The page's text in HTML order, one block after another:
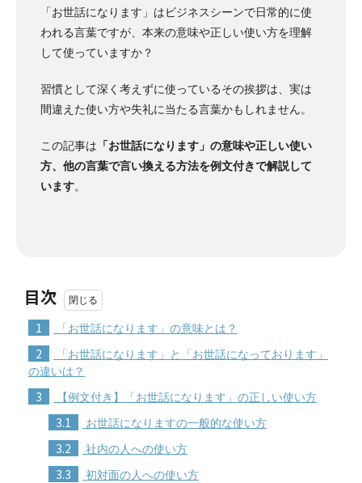
「お世話になります」はビジネスシーンで日常的に使
われる言葉ですが、本来の意味や正しい使い方を理解
して使っていますか？
習慣として深く考えずに使っているその挨拶は、実は
間違えた使い方や失礼に当たる言葉かもしれません。
この記事は 「お世話になります」の意味や正しい使い
方、他の言葉で言い換える方法を例文付きで解説して
います。
目次
1 「お世話になります」の意味とは？
2
「お世話になります」と「お世話になっております」
の違いは？
3 【例文付き】「お世話になります」の正しい使い方
3.1 お世話になりますの一般的な使い方
3.2 社内の人への使い方
3.3 初対面の人への使い方